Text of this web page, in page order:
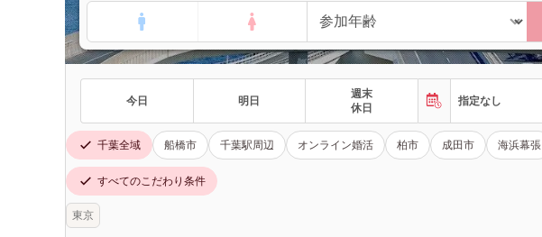
今日 明日
週末
休日
指定なし
千葉全域 船橋市 千葉駅周辺 オンライン婚活 柏市 成田市 海浜幕張
すべてのこだわり条件
東京